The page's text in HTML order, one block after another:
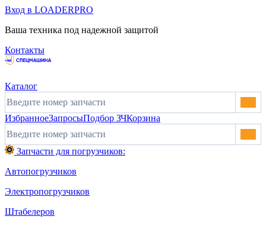
Вход в LOADERPRO
Ваша техника под надежной защитой
Контакты
Каталог
ИзбранноеЗапросыПодбор ЗЧКорзина
Запчасти для погрузчиков:
Автопогрузчиков
Электропогрузчиков
Штабелеров